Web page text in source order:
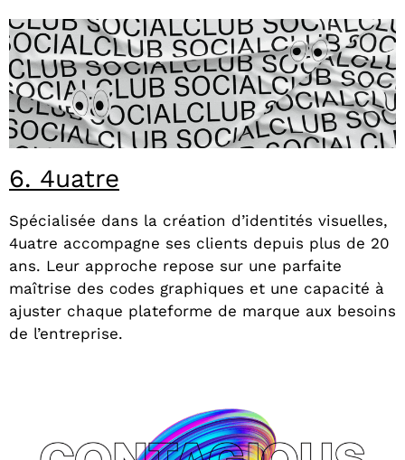
6. 4uatre
Spécialisée dans la création d’identités visuelles,
4uatre accompagne ses clients depuis plus de 20
ans. Leur approche repose sur une parfaite
maîtrise des codes graphiques et une capacité à
ajuster chaque plateforme de marque aux besoins
de l’entreprise.